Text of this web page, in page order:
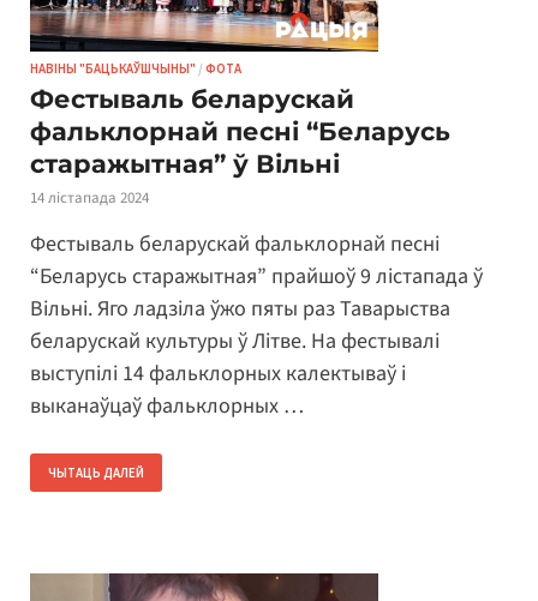
НАВІНЫ "БАЦЬКАЎШЧЫНЫ" /ФОТА
Фестываль беларускай
фальклорнай песні “Беларусь
старажытная” ў Вільні
14 лістапада 2024
Фестываль беларускай фальклорнай песні
“Беларусь старажытная” прайшоў 9 лістапада ў
Вільні. Яго ладзіла ўжо пяты раз Таварыства
беларускай культуры ў Літве. На фестывалі
выступілі 14 фальклорных калектываў і
выканаўцаў фальклорных …
ЧЫТАЦЬ ДАЛЕЙ